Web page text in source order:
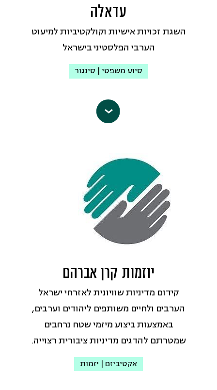
עדאלה
השגת זכויות אישיות וקולקטיביות למיעוט
הערבי הפלסטיני בישראל
סיוע משפטי | סינגור
מאז היווסדו ב-1996, הארגון עוסק בהגנה
על זכויות האדם של הפלסטינים הערבים
עדאלה
פועל להשגת זכויות אישיות
וקולקטיביות למיעוט הערבי הפלסטיני
בישראל בתחומים הבאים: זכויות בקרקע
ובתכנון; זכויות פוליטיות ואזרחיות;
זכויות כלכליות, חברתיות ותרבותיות;
האדם של הפלסטינים החיים תחת הכיבוש,
בהתבסס על המשפט הבינלאומי
ההומניטרי והמשפט הבינלאומי לזכויות
אדם.
כתובת אי-מייל:adalah@adalah.org
עמוד הפייסבוק
יוזמות קרן אברהם
קידום מדיניות שוויונית לאזרחי ישראל
הערבים ולחיים משותפים ליהודים וערבים,
באמצעות ביצוע מיזמי שטח נרחבים
שמטרתם להדגים מדיניות ציבורית רצוייה.
אקטיביזם | יזמות